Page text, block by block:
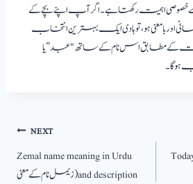
اہمیت رکھتا ہے۔ اگر آپ اپنے بچے کے
اور بامعنی ہو، تو ہادی ایک بہترین انتخاب
کے مطابق اس نام کے ساتھ "عبد” یا
ہوگا۔
NEXT
Zemal name meaning in Urdu
and description(زیمل نام کے معنی